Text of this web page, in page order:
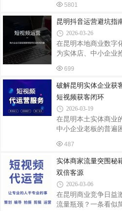
冷门行业，几条优质
短视频代运营结合本
违规的 5 类内容整理
号、长期变现。一、
去靠炫富、卖惨、制
经行不通。平台对这
触发就会限流、下架
做抖音，应聚焦产品
5801
昆明抖音运营避坑指
2026-03-26
在昆明本地商业数字
为实体店、中小企业
但当前昆明抖音运营
化运营等乱象层出不
间与资金，却难有实
短视频运营领域，结
理抖音运营选团队的
能做出成绩的靠谱伙
队，最忌一味盯着报
过低的报价背后，往
699
破解昆明实体企业获
短视频获客闭环
2026-03-19
在昆明本土实体商业
中小企业老板的普遍
力、缺方法，聘请专
短视频做本地获客，
明本地短视频运营领
南微正科技有限公司
点，以全程陪跑 + 精
统代运营 “只拍不负
业打造一站式本地短
487
实体商家流量突围秘
双倍客源
2026-03-06
在昆明商业竞争日益
流量瓶颈？一条看似